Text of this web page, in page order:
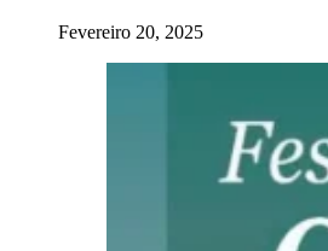
Fevereiro 20, 2025